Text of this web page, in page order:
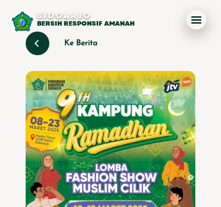
SIDOARJO
BERSIH RESPONSIF AMANAH
Ke Berita